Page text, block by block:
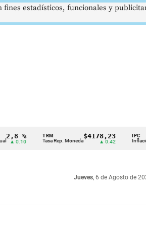
%
Tasa Rep. Moneda
$4178,23
▲ 0.42 Inflación
Jueves, 6 de Agosto de
estadísticos, funcionales y